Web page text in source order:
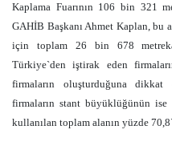
Kaplama Fuarının 106 bin 321
GAHİB Başkanı Ahmet Kaplan, bu
için toplam 26 bin 678
Türkiye`den iştirak eden
firmaların oluşturduğuna dikkat
firmaların stant büyüklüğünün
kullanılan toplam alanın yüzde